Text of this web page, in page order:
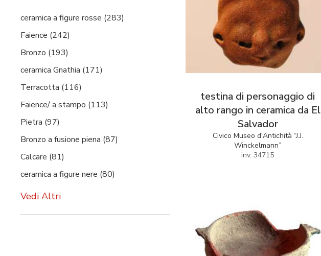
ceramica a figure rosse (283)
Faience (242)
Bronzo (193)
ceramica Gnathia (171)
Terracotta (116)
Faience/ a stampo (113)
Pietra (97)
Bronzo a fusione piena (87)
Calcare (81)
ceramica a figure nere (80)
Vedi Altri
testina di personaggio di
alto rango in ceramica da El
Salvador
Civico Museo d'Antichità “J.J.
Winckelmann”
inv. 34715